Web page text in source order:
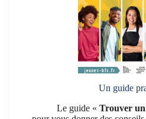
Un guide
Le guide « Trouver